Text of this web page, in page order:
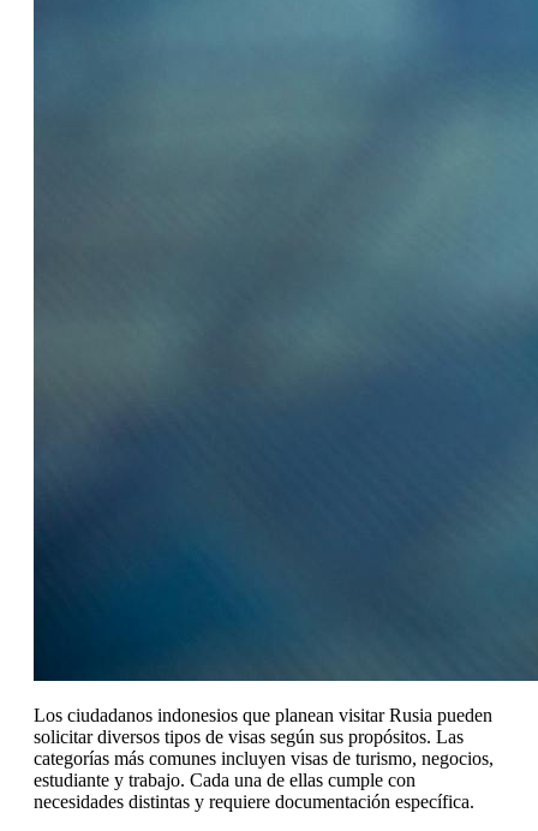
Los ciudadanos indonesios que planean visitar Rusia pueden
solicitar diversos tipos de visas según sus propósitos. Las
categorías más comunes incluyen visas de turismo, negocios,
estudiante y trabajo. Cada una de ellas cumple con
necesidades distintas y requiere documentación específica.